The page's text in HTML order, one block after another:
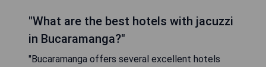
"What are the best hotels with jacuzzi
in Bucaramanga?"
"Bucaramanga offers several excellent hotels